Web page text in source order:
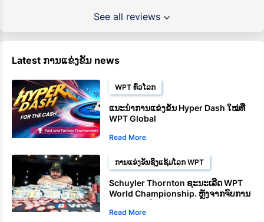
See all reviews
Latest ການແຂ່ງຂັນ news
WPT ທົ່ວໂລກ
ແນະນຳການແຂ່ງຂັນ Hyper Dash ໃໝ່ທີ່
WPT Global
Read More
ການແຂ່ງຂັນຊິງແຊ້ມໂລກ WPT
Schuyler Thornton ຊະນະເລີດ WPT
World Championship. ຫຼັງຈາກຈົບການ
Read More